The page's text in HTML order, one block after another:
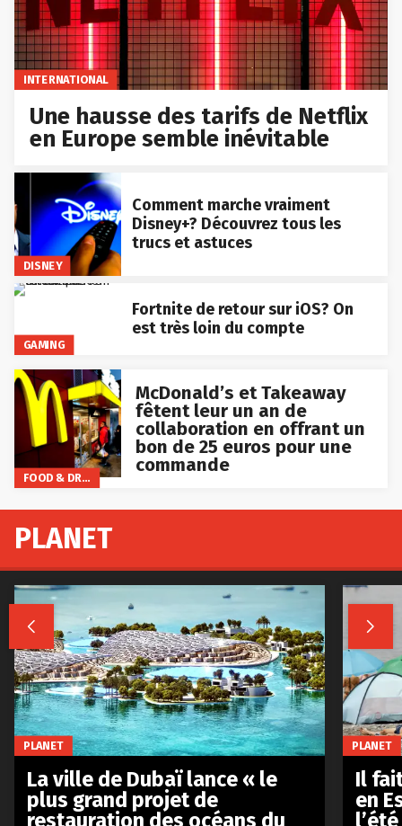
INTERNATIONAL
Une hausse des tarifs de Netflix
en Europe semble inévitable
DISNEY
Comment marche vraiment
Disney+? Découvrez tous les
trucs et astuces
GAMING
Fortnite de retour sur iOS? On
est très loin du compte
FOOD & DRINKS
McDonald’s et Takeaway
fêtent leur un an de
collaboration en offrant un
bon de 25 euros pour une
commande
PLANET
 
PLANET
La ville de Dubaï lance « le
plus grand projet de
restauration des océans du
PLANET
Il
en